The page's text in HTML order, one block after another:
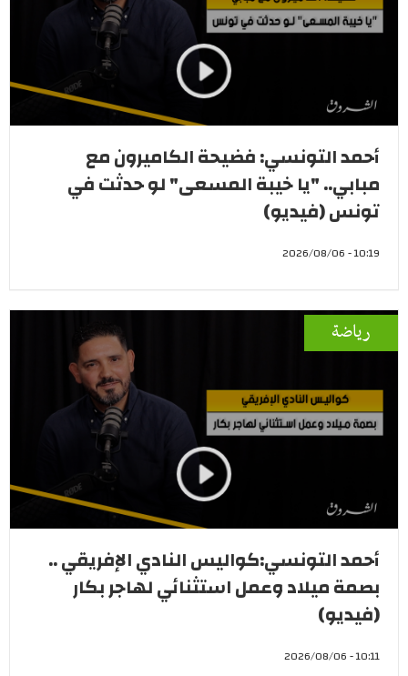
أحمد التونسي: فضيحة الكاميرون مع
مبابي.. "يا خيبة المسعى" لو حدثت في
تونس (فيديو)
10:19 - 2026/08/06
رياضة
أحمد التونسي:كواليس النادي الإفريقي ..
بصمة ميلاد وعمل استثنائي لهاجر بكار
(فيديو)
10:11 - 2026/08/06